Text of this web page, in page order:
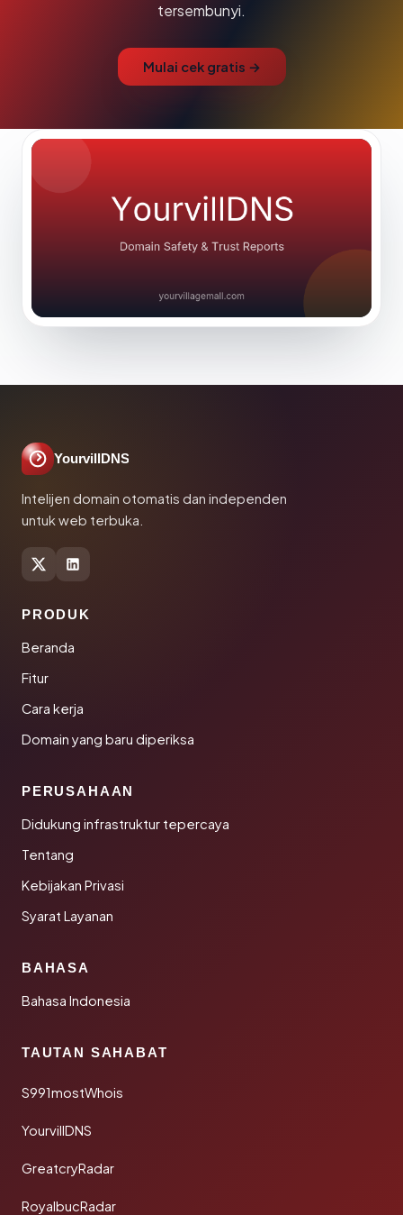
tersembunyi.
Mulai cek gratis →
YourvillDNS
Intelijen domain otomatis dan independen
untuk web terbuka.
PRODUK
Beranda
Fitur
Cara kerja
Domain yang baru diperiksa
PERUSAHAAN
Didukung infrastruktur tepercaya
Tentang
Kebijakan Privasi
Syarat Layanan
BAHASA
Bahasa Indonesia
TAUTAN SAHABAT
S991mostWhois
YourvillDNS
GreatcryRadar
RoyalbucRadar